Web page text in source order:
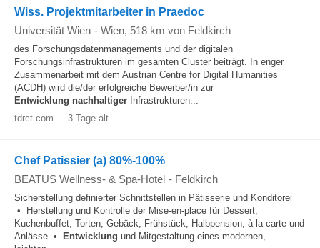
Wiss. Projektmitarbeiter in Praedoc
Universität Wien - Wien, 518 km von Feldkirch
des Forschungsdatenmanagements und der digitalen
Forschungsinfrastrukturen im gesamten Cluster beiträgt. In enger
Zusammenarbeit mit dem Austrian Centre for Digital Humanities
(ACDH) wird die/der erfolgreiche Bewerber/in zur
Entwicklung nachhaltiger Infrastrukturen...
tdrct.com - 3 Tage alt
Chef Patissier (a) 80%-100%
BEATUS Wellness- & Spa-Hotel - Feldkirch
Sicherstellung definierter Schnittstellen in Pâtisserie und Konditorei
• Herstellung und Kontrolle der Mise-en-place für Dessert,
Kuchenbuffet, Torten, Gebäck, Frühstück, Halbpension, à la carte und
Anlässe •
Entwicklung und Mitgestaltung eines modernen,